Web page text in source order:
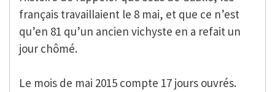
français travaillaient le 8 mai, et que ce n’est
qu’en 81 qu’un ancien vichyste en a refait un
jour chômé.
Le mois de mai 2015 compte 17 jours ouvrés.